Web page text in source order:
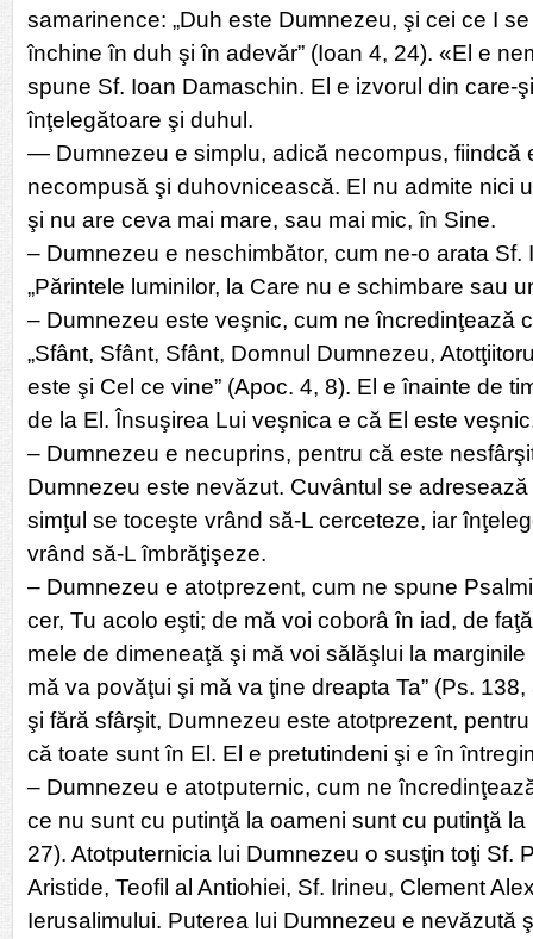
samarinence: „Duh este Dumnezeu, şi cei ce I
închine în duh şi în adevăr” (Ioan 4, 24). «El e
spune Sf. Ioan Damaschin. El e izvorul din care-
înţelegătoare şi duhul.
— Dumnezeu e simplu, adică necompus, fiindcă
necompusă şi duhovnicească. El nu admite nici
şi nu are ceva mai mare, sau mai mic, în Sine.
– Dumnezeu e neschimbător, cum ne-o arata Sf.
„Părintele luminilor, la Care nu e schimbare sau
– Dumnezeu este veşnic, cum ne încredinţează
„Sfânt, Sfânt, Sfânt, Domnul Dumnezeu,
este şi Cel ce vine” (Apoc. 4, 8). El e înainte de
de la El. Însuşirea Lui veşnica e că El este
– Dumnezeu e necuprins, pentru că este
Dumnezeu este nevăzut. Cuvântul se
simţul se toceşte vrând să-L cerceteze, iar
vrând să-L îmbrăţişeze.
– Dumnezeu e atotprezent, cum ne spune
cer, Tu acolo eşti; de mă voi coborâ în iad, de
mele de dimeneaţă şi mă voi sălăşlui la
mă va povăţui şi mă va ţine dreapta Ta” (Ps.
şi fără sfârşit, Dumnezeu este atotprezent,
că toate sunt în El. El e pretutindeni şi e în
– Dumnezeu e atotputernic, cum ne
ce nu sunt cu putinţă la oameni sunt cu putinţă la
27). Atotputernicia lui Dumnezeu o susţin toţi Sf.
Aristide, Teofil al Antiohiei, Sf. Irineu, Clement
Ierusalimului. Puterea lui Dumnezeu e nevăzută